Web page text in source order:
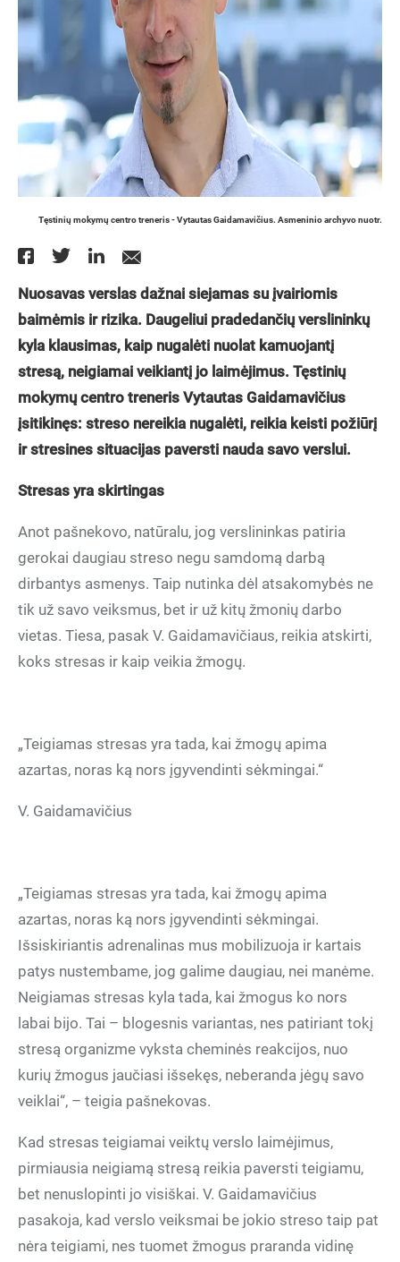
Tęstinių mokymų centro treneris - Vytautas Gaidamavičius. Asmeninio archyvo nuotr.
Nuosavas verslas dažnai siejamas su įvairiomis
baimėmis ir rizika. Daugeliui pradedančių verslininkų
kyla klausimas, kaip nugalėti nuolat kamuojantį
stresą, neigiamai veikiantį jo laimėjimus. Tęstinių
mokymų centro treneris Vytautas Gaidamavičius
įsitikinęs: streso nereikia nugalėti, reikia keisti požiūrį
ir stresines situacijas paversti nauda savo verslui.
Stresas yra skirtingas
Anot pašnekovo, natūralu, jog verslininkas patiria
gerokai daugiau streso negu samdomą darbą
dirbantys asmenys. Taip nutinka dėl atsakomybės ne
tik už savo veiksmus, bet ir už kitų žmonių darbo
vietas. Tiesa, pasak V. Gaidamavičiaus, reikia atskirti,
koks stresas ir kaip veikia žmogų.
„Teigiamas stresas yra tada, kai žmogų apima
azartas, noras ką nors įgyvendinti sėkmingai.“
V. Gaidamavičius
„Teigiamas stresas yra tada, kai žmogų apima
azartas, noras ką nors įgyvendinti sėkmingai.
Išsiskiriantis adrenalinas mus mobilizuoja ir kartais
patys nustembame, jog galime daugiau, nei manėme.
Neigiamas stresas kyla tada, kai žmogus ko nors
labai bijo. Tai – blogesnis variantas, nes patiriant tokį
stresą organizme vyksta cheminės reakcijos, nuo
kurių žmogus jaučiasi išsekęs, neberanda jėgų savo
veiklai“, – teigia pašnekovas.
Kad stresas teigiamai veiktų verslo laimėjimus,
pirmiausia neigiamą stresą reikia paversti teigiamu,
bet nenuslopinti jo visiškai. V. Gaidamavičius
pasakoja, kad verslo veiksmai be jokio streso taip pat
nėra teigiami, nes tuomet žmogus praranda vidinę